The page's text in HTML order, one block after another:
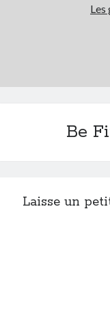
Les
Be
Laisse un